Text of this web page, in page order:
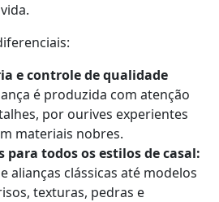
e controle de qualidade
é produzida com atenção
por ourives experientes
materiais nobres.
para todos os estilos de casal:
alianças clássicas até modelos
texturas, pedras e